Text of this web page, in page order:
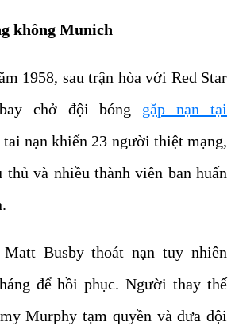
không Munich
1958, sau trận hòa với Red Star
chở đội bóng gặp nạn tại
tai nạn khiến 23 người thiệt mạng,
thủ và nhiều thành viên ban huấn
Busby thoát nạn tuy nhiên
để hồi phục. Người thay thế
Murphy tạm quyền và đưa đội